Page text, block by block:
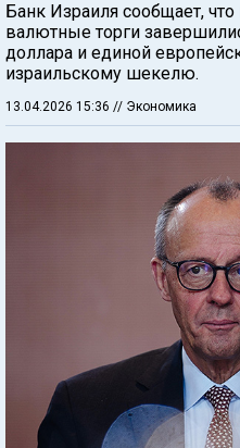
Банк Израиля сообщает,
валютные торги
доллара и единой
израильскому шекелю.
13.04.2026 15:36 // Экономика